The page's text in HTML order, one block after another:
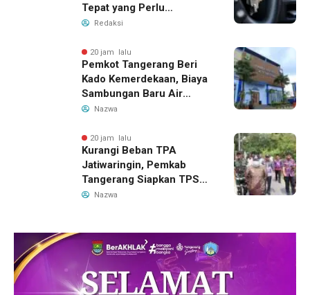
Tepat yang Perlu
Dilakukan
Redaksi
20 jam lalu
Pemkot Tangerang Beri
Kado Kemerdekaan, Biaya
Sambungan Baru Air
Bersih Dipangkas Jadi
Nazwa
20 jam lalu
Kurangi Beban TPA
Jatiwaringin, Pemkab
Tangerang Siapkan TPS3R
Baru di Tigaraksa
Nazwa